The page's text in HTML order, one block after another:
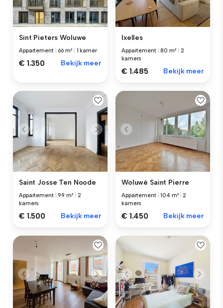
Sint Pieters Woluwe
Appartement 66 m² 1 kamer
€ 1.350 Bekijk meer
Ixelles
Appartement |80 m²
2
kamers
€ 1.485 Bekijk meer
Saint Josse Ten Noode
Appartement |99 m²
2
kamers
€ 1.500 Bekijk meer
Woluwé Saint Pierre
Appartement |104 m² |2
kamers
€ 1.450 Bekijk meer